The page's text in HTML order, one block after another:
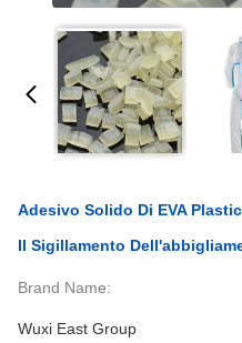
Adesivo Solido Di EVA
Il Sigillamento
Brand Name:
Wuxi East Group